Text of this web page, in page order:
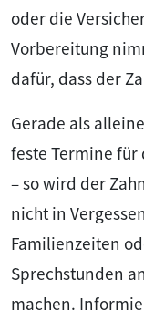
oder die
Vorbereitung
dafür, dass der
Gerade als
feste Termine für
– so wird der
nicht in
Familienzeiten
Sprechstunden
machen.